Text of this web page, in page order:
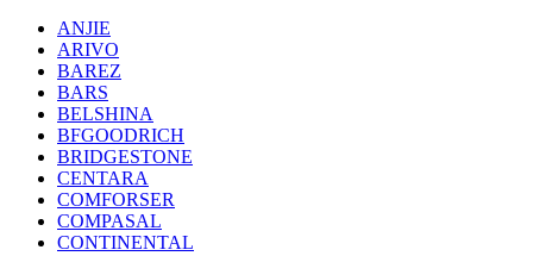
ANJIE
ARIVO
BAREZ
BARS
BELSHINA
BFGOODRICH
BRIDGESTONE
CENTARA
COMFORSER
COMPASAL
CONTINENTAL